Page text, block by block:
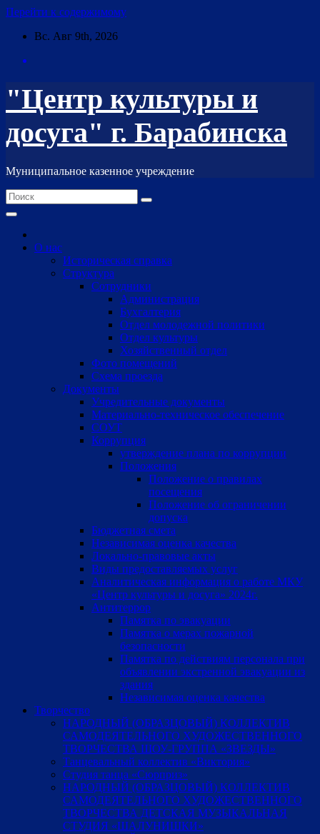
Перейти к содержимому
Вс. Авг 9th, 2026
"Центр культуры и
досуга" г. Барабинска
Муниципальное казенное учреждение
О нас
Историческая справка
Структура
Сотрудники
Администрация
Бухгалтерия
Отдел молодежной политики
Отдел культуры
Хозяйственный отдел
Фото помещений
Схема проезда
Документы
Учредительные документы
Материально-техническое обеспечение
СОУТ
Коррупция
утверждение плана по коррупции
Положения
Положение о правилах
посещения
Положение об ограничении
допуска
Бюджетная смета
Независимая оценка качества
Локально-правовые акты
Виды предоставляемых услуг
Аналитическая информация о работе МКУ
«Центр культуры и досуга» 2024г.
Антитеррор
Памятка по эвакуации
Памятка о мерах пожарной
безопасности
Памятка по действиям персонала при
объявлении экстренной эвакуации из
здания
Независимая оценка качества
Творчество
НАРОДНЫЙ (ОБРАЗЦОВЫЙ) КОЛЛЕКТИВ
САМОДЕЯТЕЛЬНОГО ХУДОЖЕСТВЕННОГО
ТВОРЧЕСТВА ШОУ-ГРУППА «ЗВЕЗДЫ»
Танцевальный коллектив «Виктория»
Студия танца «Сюрприз»
НАРОДНЫЙ (ОБРАЗЦОВЫЙ) КОЛЛЕКТИВ
САМОДЕЯТЕЛЬНОГО ХУДОЖЕСТВЕННОГО
ТВОРЧЕСТВА ДЕТСКАЯ МУЗЫКАЛЬНАЯ
СТУДИЯ «ШАЛУНИШКИ»